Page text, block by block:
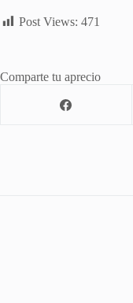
Post Views: 471
Comparte tu aprecio